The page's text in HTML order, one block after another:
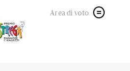
Area di voto